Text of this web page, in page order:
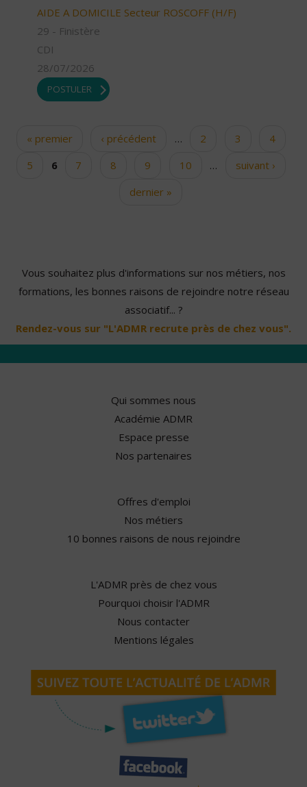
AIDE A DOMICILE Secteur ROSCOFF (H/F)
29 - Finistère
CDI
28/07/2026
POSTULER
Pages« premier ‹ précédent … 2 3
4
5
6 7 8 9 10 …
suivant ›
dernier »
Vous souhaitez plus d'informations sur nos métiers, nos
formations, les bonnes raisons de rejoindre notre réseau
associatif... ?
Rendez-vous sur "L'ADMR recrute près de chez vous".
Qui sommes nous
Académie ADMR
Espace presse
Nos partenaires
Offres d'emploi
Nos métiers
10 bonnes raisons de nous rejoindre
L'ADMR près de chez vous
Pourquoi choisir l'ADMR
Nous contacter
Mentions légales